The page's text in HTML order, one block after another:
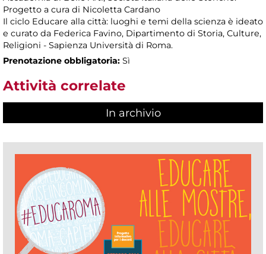
Progetto a cura di Nicoletta Cardano
Il ciclo Educare alla città: luoghi e temi della scienza è ideato
e curato da Federica Favino, Dipartimento di Storia, Culture,
Religioni - Sapienza Università di Roma.
Prenotazione obbligatoria: Sì
Attività correlate
In archivio